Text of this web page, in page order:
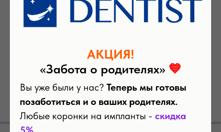
Записаться на прием
Пройдите небольшой тест, чтобы узнать стоимость
лечения
АКЦИЯ!
«Забота о родителях» 💙
Вы уже были у нас? Теперь мы готовы
позаботиться и о ваших родителях.
Любые коронки на импланты - скидка